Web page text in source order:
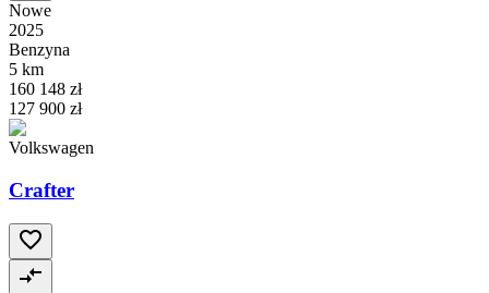
Nowe
2025
Benzyna
5 km
160 148 zł
127 900 zł
Volkswagen
Crafter